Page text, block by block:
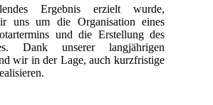
Ergebnis erzielt wurde,
uns um die Organisation eines
und die Erstellung des
Dank unserer langjährigen
wir in der Lage, auch kurzfristige